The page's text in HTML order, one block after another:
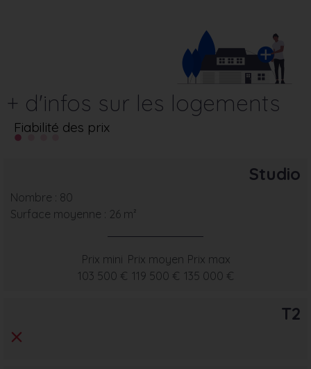
+ d'infos sur les logements
Fiabilité des prix
Studio
Nombre : 80
Surface moyenne : 26 m²
Prix mini
103 500 €
Prix moyen
119 500 €
Prix max
135 000 €
T2